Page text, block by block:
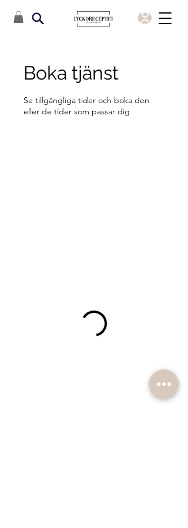
Boka tjänst
Se tillgängliga tider och boka den
eller de tider som passar dig